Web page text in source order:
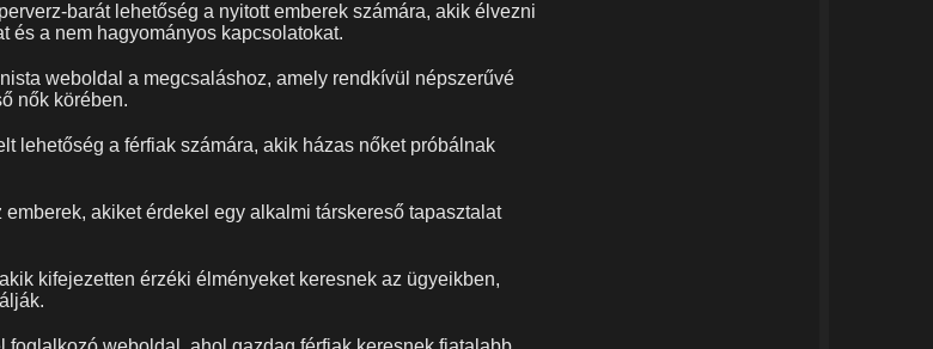
barát lehetőség a nyitott emberek számára, akik élvezni
és a nem hagyományos kapcsolatokat.
weboldal a megcsaláshoz, amely rendkívül népszerűvé
nők körében.
lehetőség a férfiak számára, akik házas nőket próbálnak
akiket érdekel egy alkalmi társkereső tapasztalat
kifejezetten érzéki élményeket keresnek az ügyeikben,